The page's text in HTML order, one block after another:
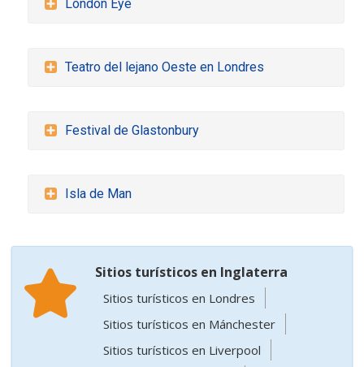
London Eye
Teatro del lejano Oeste en Londres
Festival de Glastonbury
Isla de Man
Sitios turísticos en Inglaterra
Sitios turísticos en Londres
Sitios turísticos en Mánchester
Sitios turísticos en Liverpool